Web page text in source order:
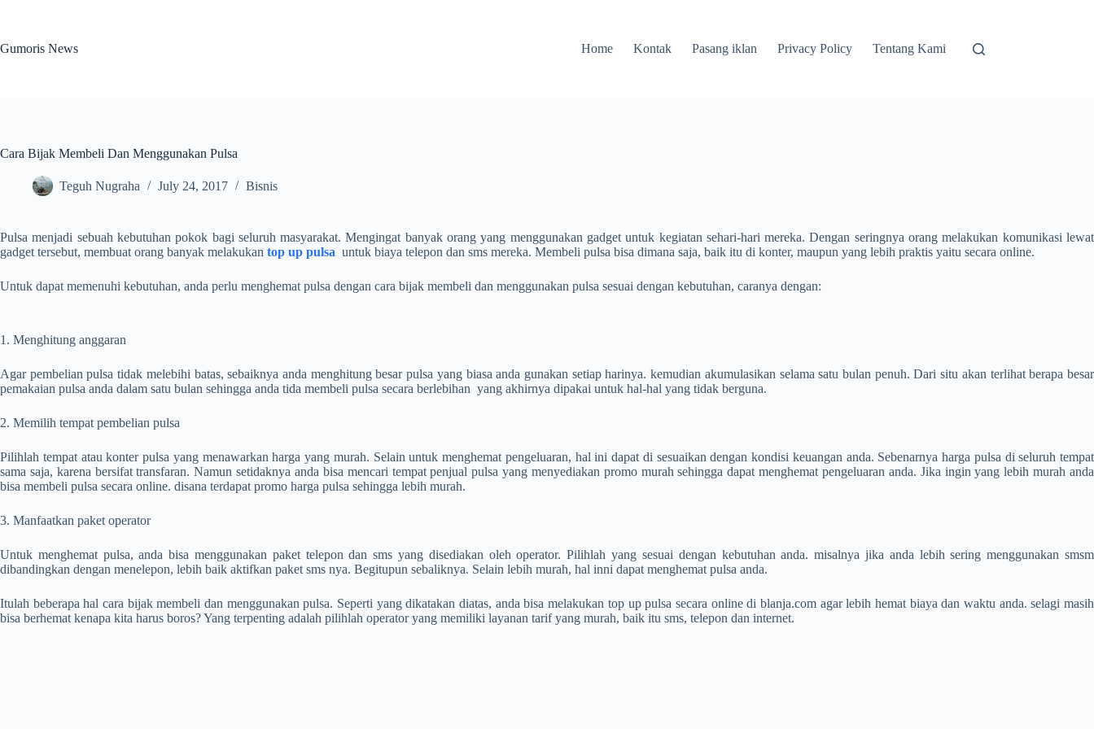
Gumoris News
Home Kontak Pasang iklan Privacy Policy Tentang Kami
Cara Bijak Membeli Dan Menggunakan Pulsa
Teguh Nugraha July 24, 2017 Bisnis
Pulsa menjadi sebuah kebutuhan pokok bagi seluruh masyarakat. Mengingat banyak orang yang menggunakan gadget untuk kegiatan sehari-hari mereka. Dengan seringnya orang melakukan komunikasi lewat
gadget tersebut, membuat orang banyak melakukan top up pulsa untuk biaya telepon dan sms mereka. Membeli pulsa bisa dimana saja, baik itu di konter, maupun yang lebih praktis yaitu secara online.
Untuk dapat memenuhi kebutuhan, anda perlu menghemat pulsa dengan cara bijak membeli dan menggunakan pulsa sesuai dengan kebutuhan, caranya dengan:
1. Menghitung anggaran
Agar pembelian pulsa tidak melebihi batas, sebaiknya anda menghitung besar pulsa yang biasa anda gunakan setiap harinya. kemudian akumulasikan selama satu bulan penuh. Dari situ akan terlihat berapa besar
pemakaian pulsa anda dalam satu bulan sehingga anda tida membeli pulsa secara berlebihan yang akhirnya dipakai untuk hal-hal yang tidak berguna.
2. Memilih tempat pembelian pulsa
Pilihlah tempat atau konter pulsa yang menawarkan harga yang murah. Selain untuk menghemat pengeluaran, hal ini dapat di sesuaikan dengan kondisi keuangan anda. Sebenarnya harga pulsa di seluruh tempat
sama saja, karena bersifat transfaran. Namun setidaknya anda bisa mencari tempat penjual pulsa yang menyediakan promo murah sehingga dapat menghemat pengeluaran anda. Jika ingin yang lebih murah anda
bisa membeli pulsa secara online. disana terdapat promo harga pulsa sehingga lebih murah.
3. Manfaatkan paket operator
Untuk menghemat pulsa, anda bisa menggunakan paket telepon dan sms yang disediakan oleh operator. Pilihlah yang sesuai dengan kebutuhan anda. misalnya jika anda lebih sering menggunakan smsm
dibandingkan dengan menelepon, lebih baik aktifkan paket sms nya. Begitupun sebaliknya. Selain lebih murah, hal inni dapat menghemat pulsa anda.
Itulah beberapa hal cara bijak membeli dan menggunakan pulsa. Seperti yang dikatakan diatas, anda bisa melakukan top up pulsa secara online di blanja.com agar lebih hemat biaya dan waktu anda. selagi masih
bisa berhemat kenapa kita harus boros? Yang terpenting adalah pilihlah operator yang memiliki layanan tarif yang murah, baik itu sms, telepon dan internet.